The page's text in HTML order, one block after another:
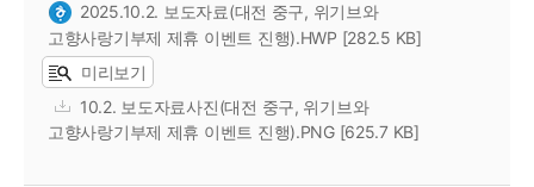
2025.10.2. 보도자료(대전 중구, 위기브와
고향사랑기부제 제휴 이벤트 진행).HWP [282.5 KB]
미리보기
10.2. 보도자료사진(대전 중구, 위기브와
고향사랑기부제 제휴 이벤트 진행).PNG [625.7 KB]